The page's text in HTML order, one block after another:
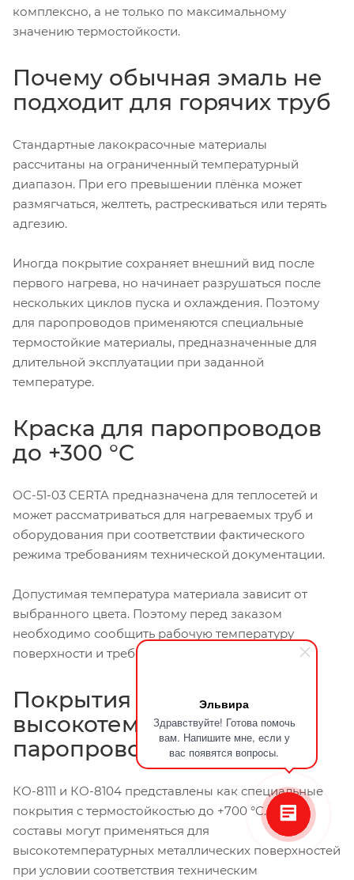
Эльвира
Здравствуйте! Готова помочь
вам. Напишите мне, если у
вас появятся вопросы.
комплексно, а не только по максимальному
значению термостойкости.
Почему обычная эмаль не
подходит для горячих труб
Стандартные лакокрасочные материалы
рассчитаны на ограниченный температурный
диапазон. При его превышении плёнка может
размягчаться, желтеть, растрескиваться или терять
адгезию.
Иногда покрытие сохраняет внешний вид после
первого нагрева, но начинает разрушаться после
нескольких циклов пуска и охлаждения. Поэтому
для паропроводов применяются специальные
термостойкие материалы, предназначенные для
длительной эксплуатации при заданной
температуре.
Краска для паропроводов
до +300 °C
ОС-51-03 CERTA предназначена для теплосетей и
может рассматриваться для нагреваемых труб и
оборудования при соответствии фактического
режима требованиям технической документации.
Допустимая температура материала зависит от
выбранного цвета. Поэтому перед заказом
необходимо сообщить рабочую температуру
поверхности и требования к оттенку.
Покрытия для
высокотемпературных
паропроводов
КО-8111 и КО-8104 представлены как специальные
покрытия с термостойкостью до +700 °C. Такие
составы могут применяться для
высокотемпературных металлических поверхностей
при условии соответствия техническим